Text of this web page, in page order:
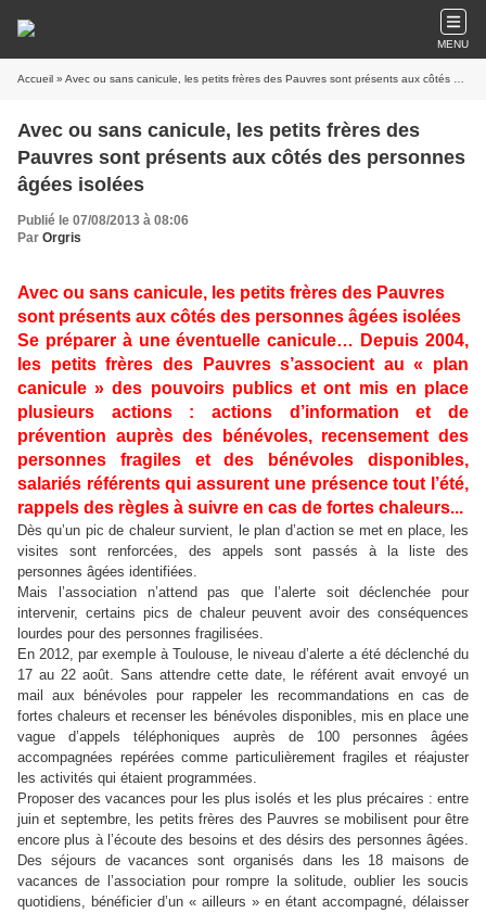
MENU
Accueil » Avec ou sans canicule, les petits frères des Pauvres sont présents aux côtés des personnes âgées isolées
Avec ou sans canicule, les petits frères des
Pauvres sont présents aux côtés des personnes
âgées isolées
Publié le 07/08/2013 à 08:06
Par Orgris
Avec ou sans canicule, les petits frères des Pauvres
sont présents aux côtés des personnes âgées isolées
Se préparer à une éventuelle canicule… Depuis 2004,
les petits frères des Pauvres s’associent au « plan
canicule » des pouvoirs publics et ont mis en place
plusieurs actions : actions d’information et de
prévention auprès des bénévoles, recensement des
personnes fragiles et des bénévoles disponibles,
salariés référents qui assurent une présence tout l’été,
rappels des règles à suivre en cas de fortes chaleurs...
Dès qu’un pic de chaleur survient, le plan d’action se met en place, les
visites sont renforcées, des appels sont passés à la liste des
personnes âgées identifiées.
Mais l’association n’attend pas que l’alerte soit déclenchée pour
intervenir, certains pics de chaleur peuvent avoir des conséquences
lourdes pour des personnes fragilisées.
En 2012, par exemple à Toulouse, le niveau d’alerte a été déclenché du
17 au 22 août. Sans attendre cette date, le référent avait envoyé un
mail aux bénévoles pour rappeler les recommandations en cas de
fortes chaleurs et recenser les bénévoles disponibles, mis en place une
vague d’appels téléphoniques auprès de 100 personnes âgées
accompagnées repérées comme particulièrement fragiles et réajuster
les activités qui étaient programmées.
Proposer des vacances pour les plus isolés et les plus précaires : entre
juin et septembre, les petits frères des Pauvres se mobilisent pour être
encore plus à l’écoute des besoins et des désirs des personnes âgées.
Des séjours de vacances sont organisés dans les 18 maisons de
vacances de l’association pour rompre la solitude, oublier les soucis
quotidiens, bénéficier d’un « ailleurs » en étant accompagné, délaisser